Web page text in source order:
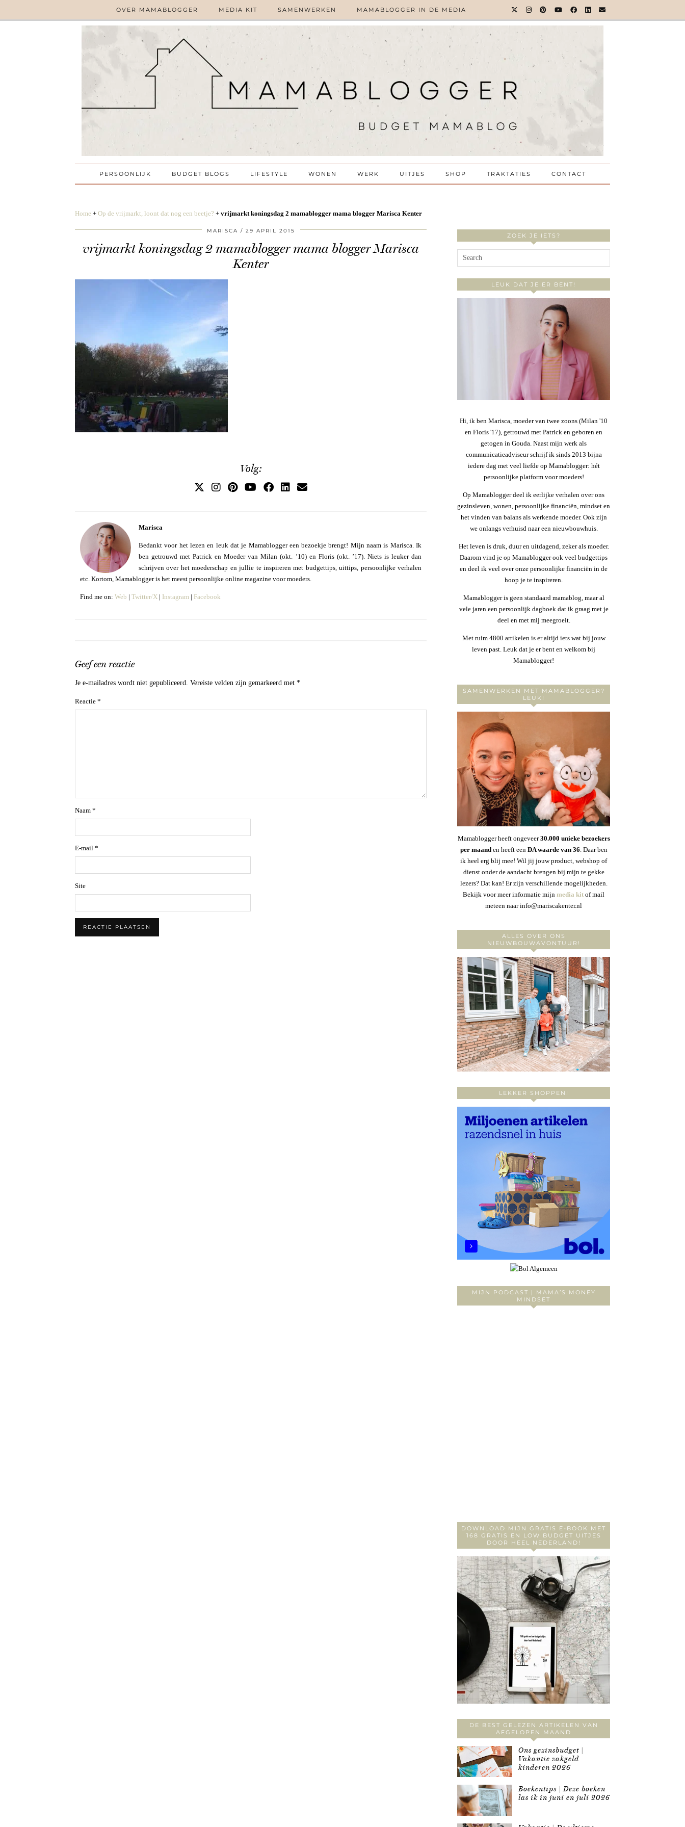
OVER MAMABLOGGER MEDIA KIT SAMENWERKEN MAMABLOGGER IN DE MEDIA
PERSOONLIJK BUDGET BLOGS LIFESTYLE WONEN WERK UITJES SHOP TRAKTATIES CONTACT
Home + Op de vrijmarkt, loont dat nog een beetje? + vrijmarkt koningsdag 2 mamablogger mama blogger Marisca Kenter
MARISCA 29 APRIL 2015
vrijmarkt koningsdag 2 mamablogger mama blogger Marisca
Kenter
Volg:
Marisca
Bedankt voor het lezen en leuk dat je Mamablogger een bezoekje brengt! Mijn naam is Marisca. Ik
ben getrouwd met Patrick en Moeder van Milan (okt. ’10) en Floris (okt. ’17). Niets is leuker dan
schrijven over het moederschap en jullie te inspireren met budgettips, uittips, persoonlijke verhalen
etc. Kortom, Mamablogger is het meest persoonlijke online magazine voor moeders.
Find me on: Web | Twitter/X | Instagram | Facebook
Geef een reactie
Je e-mailadres wordt niet gepubliceerd. Vereiste velden zijn gemarkeerd met *
Reactie *
Naam *
E-mail *
Site
ZOEK JE IETS?
LEUK DAT JE ER BENT!
Hi, ik ben Marisca, moeder van twee zoons (Milan '10
en Floris '17), getrouwd met Patrick en geboren en
getogen in Gouda. Naast mijn werk als
communicatieadviseur schrijf ik sinds 2013 bijna
iedere dag met veel liefde op Mamablogger: hét
persoonlijke platform voor moeders!
Op Mamablogger deel ik eerlijke verhalen over ons
gezinsleven, wonen, persoonlijke financiën, mindset en
het vinden van balans als werkende moeder. Ook zijn
we onlangs verhuisd naar een nieuwbouwhuis.
Het leven is druk, duur en uitdagend, zeker als moeder.
Daarom vind je op Mamablogger ook veel budgettips
en deel ik veel over onze persoonlijke financiën in de
hoop je te inspireren.
Mamablogger is geen standaard mamablog, maar al
vele jaren een persoonlijk dagboek dat ik graag met je
deel en met mij meegroeit.
Met ruim 4800 artikelen is er altijd iets wat bij jouw
leven past. Leuk dat je er bent en welkom bij
Mamablogger!
SAMENWERKEN MET MAMABLOGGER?
LEUK!
Mamablogger heeft ongeveer30.000 unieke bezoekers
per maanden heeft een DA waarde van 36. Daar ben
ik heel erg blij mee! Wil jij jouw product, webshop of
dienst onder de aandacht brengen bij mijn te gekke
lezers? Dat kan! Er zijn verschillende mogelijkheden.
Bekijk voor meer informatie mijn media kit of mail
meteen naar info@mariscakenter.nl
ALLES OVER ONS
NIEUWBOUWAVONTUUR!
LEKKER SHOPPEN!
MIJN PODCAST | MAMA’S MONEY
MINDSET
DOWNLOAD MIJN GRATIS E-BOOK MET
168 GRATIS EN LOW BUDGET UITJES
DOOR HEEL NEDERLAND!
DE BEST GELEZEN ARTIKELEN VAN
AFGELOPEN MAAND
Ons gezinsbudget |
Vakantie zakgeld
kinderen 2026
Boekentips | Deze boeken
las ik in juni en juli 2026